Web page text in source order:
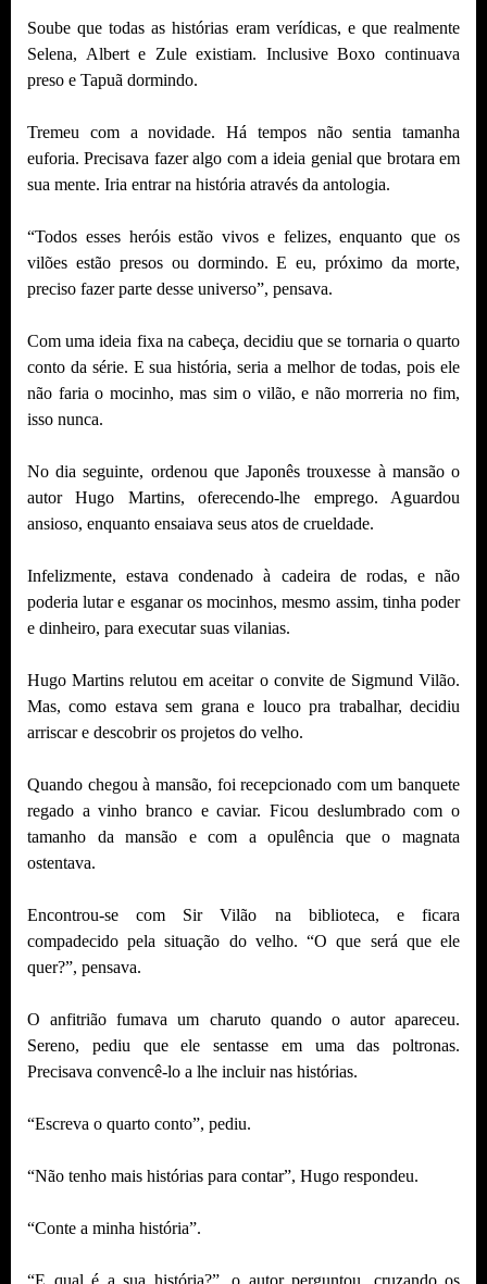
Soube que todas as histórias eram verídicas, e que realmente
Selena, Albert e Zule existiam. Inclusive Boxo continuava
preso e Tapuã dormindo.
Tremeu com a novidade. Há tempos não sentia tamanha
euforia. Precisava fazer algo com a ideia genial que brotara em
sua mente. Iria entrar na história através da antologia.
“Todos esses heróis estão vivos e felizes, enquanto que os
vilões estão presos ou dormindo. E eu, próximo da morte,
preciso fazer parte desse universo”, pensava.
Com uma ideia fixa na cabeça, decidiu que se tornaria o quarto
conto da série. E sua história, seria a melhor de todas, pois ele
não faria o mocinho, mas sim o vilão, e não morreria no fim,
isso nunca.
No dia seguinte, ordenou que Japonês trouxesse à mansão o
autor Hugo Martins, oferecendo-lhe emprego. Aguardou
ansioso, enquanto ensaiava seus atos de crueldade.
Infelizmente, estava condenado à cadeira de rodas, e não
poderia lutar e esganar os mocinhos, mesmo assim, tinha poder
e dinheiro, para executar suas vilanias.
Hugo Martins relutou em aceitar o convite de Sigmund Vilão.
Mas, como estava sem grana e louco pra trabalhar, decidiu
arriscar e descobrir os projetos do velho.
Quando chegou à mansão, foi recepcionado com um banquete
regado a vinho branco e caviar. Ficou deslumbrado com o
tamanho da mansão e com a opulência que o magnata
ostentava.
Encontrou-se com Sir Vilão na biblioteca, e ficara
compadecido pela situação do velho. “O que será que ele
quer?”, pensava.
O anfitrião fumava um charuto quando o autor apareceu.
Sereno, pediu que ele sentasse em uma das poltronas.
Precisava convencê-lo a lhe incluir nas histórias.
“Escreva o quarto conto”, pediu.
“Não tenho mais histórias para contar”, Hugo respondeu.
“Conte a minha história”.
“E qual é a sua história?”, o autor perguntou, cruzando os